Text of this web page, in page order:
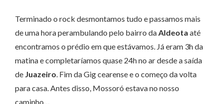
Terminado o rock desmontamos tudo e passamos mais
de uma hora perambulando pelo bairro daAldeota até
encontramos o prédio em que estávamos. Já eram 3h da
matina e completaríamos quase 24h no ar desde a saída
de Juazeiro. Fim da Gig cearense e o começo da volta
para casa. Antes disso, Mossoró estava no nosso
caminho…